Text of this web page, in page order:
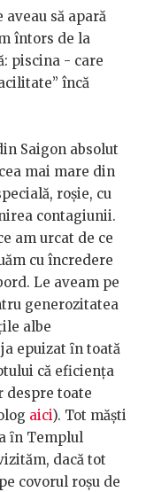
să apară
întors de la
piscina - care
încă
Saigon absolut
mai mare din
roşie, cu
contagiunii.
am urcat de ce
cu încredere
Le aveam pe
generozitatea
albe
epuizat ȋn toată
că eficiența
despre toate
aici). Tot măşti
ȋn Templul
dacă tot
covorul roşu de